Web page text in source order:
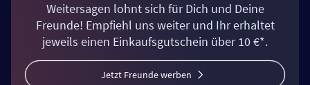
Weitersagen lohnt sich für Dich und Deine
Freunde! Empfiehl uns weiter und Ihr erhaltet
jeweils einen Einkaufsgutschein über 10 €*.
Jetzt Freunde werben